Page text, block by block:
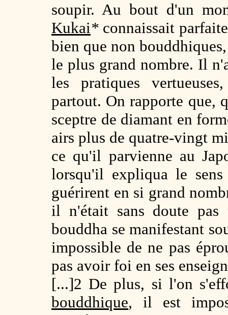
soupir. Au bout d'un
Kukai* connaissait
bien que non
le plus grand nombre. Il
les pratiques
partout. On rapporte que,
sceptre de diamant en
airs plus de quatre-vingt
ce qu'il parvienne au
lorsqu'il expliqua le
guérirent en si grand
il n'était sans doute pas
bouddha se manifestant
impossible de ne pas
pas avoir foi en ses
[...]2 De plus, si l'on
bouddhique, il est